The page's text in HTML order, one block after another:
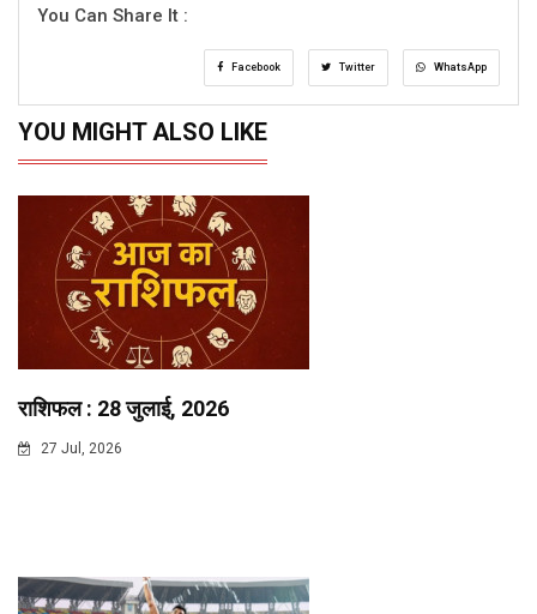
You Can Share It :
Facebook Twitter WhatsApp
YOU MIGHT ALSO LIKE
राशिफल : 28 जुलाई, 2026
27 Jul, 2026